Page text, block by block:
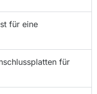
für eine
für